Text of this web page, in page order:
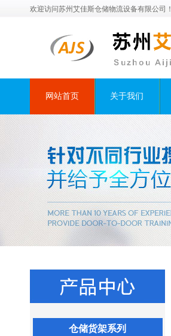
欢迎访问苏州艾佳斯仓储物流设备有限公司！
网站首页 关于我们
仓储货架系列